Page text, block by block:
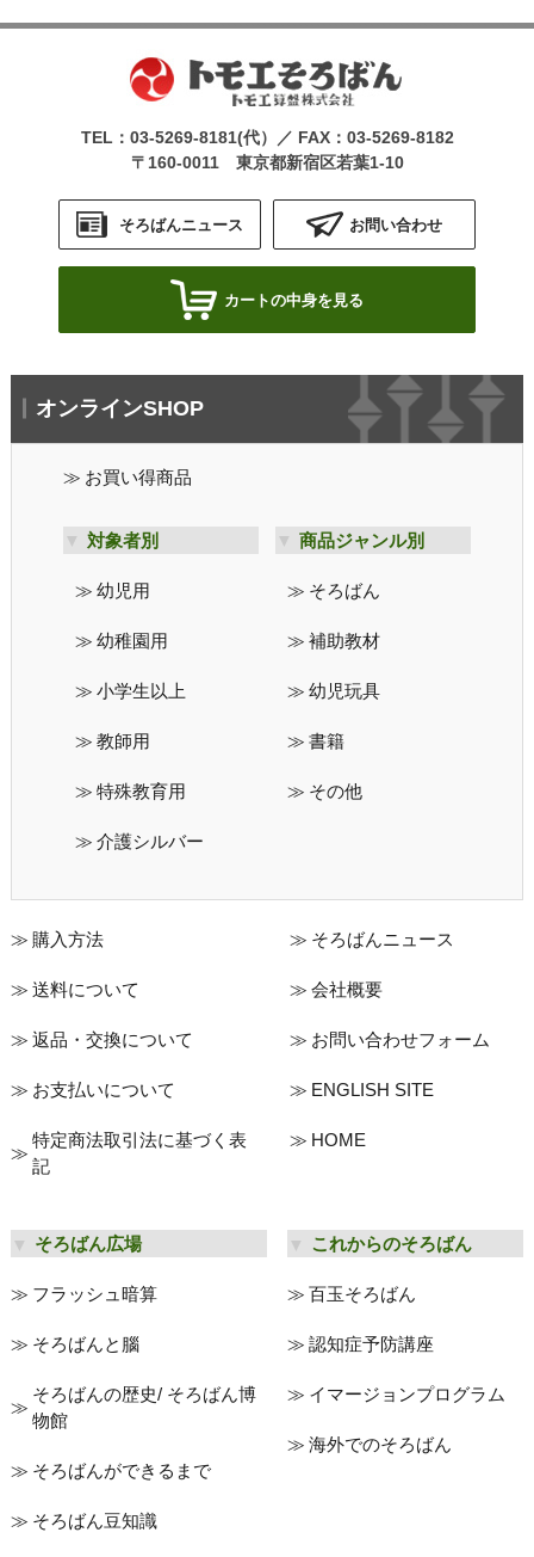
TEL： 03-5269-8181(代）／ FAX：03-5269-8182
〒160-0011 東京都新宿区若葉1-10
そろばんニュース お問い合わせ
カートの中身を見る
オンラインSHOP
お買い得商品
対象者別
幼児用
幼稚園用
小学生以上
教師用
特殊教育用
介護シルバー
商品ジャンル別
そろばん
補助教材
幼児玩具
書籍
その他
購入方法
送料について
返品・交換について
お支払いについて
特定商法取引法に基づく表
記
そろばんニュース
会社概要
お問い合わせフォーム
ENGLISH SITE
HOME
そろばん広場
フラッシュ暗算
そろばんと腦
そろばんの歴史/ そろばん博
物館
そろばんができるまで
そろばん豆知識
これからのそろばん
百玉そろばん
認知症予防講座
イマージョンプログラム
海外でのそろばん